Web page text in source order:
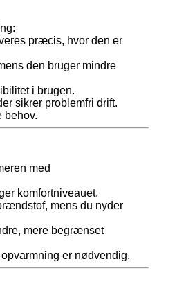
præcis, hvor den er
den bruger mindre
i brugen.
sikrer problemfri drift.
behov.
med
komfortniveauet.
mens du nyder
mere begrænset
er nødvendig.